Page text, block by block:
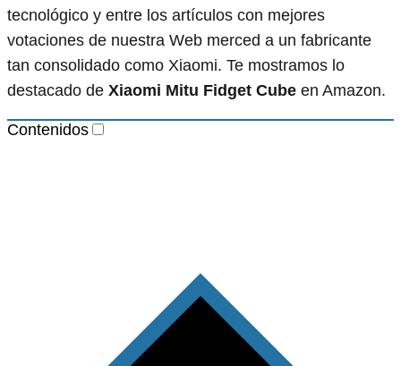
tecnológico y entre los artículos con mejores
votaciones de nuestra Web merced a un fabricante
tan consolidado como Xiaomi. Te mostramos lo
destacado de Xiaomi Mitu Fidget Cube en Amazon.
Contenidos